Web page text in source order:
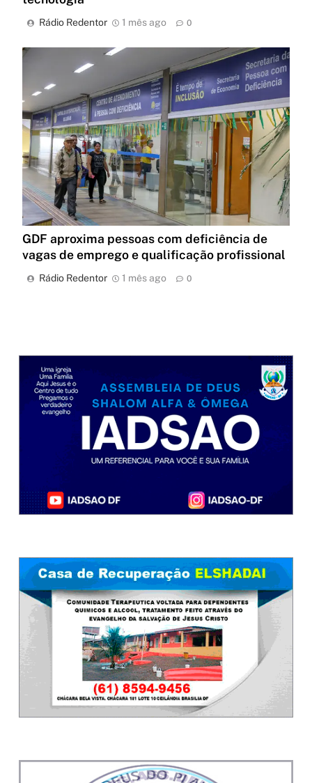
Rádio Redentor 1 mês ago 0
GDF aproxima pessoas com deficiência de
vagas de emprego e qualificação profissional
Rádio Redentor 1 mês ago 0